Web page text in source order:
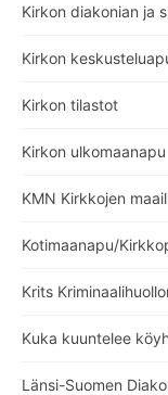
Kirkon diakonian ja
Kirkon
Kirkon tilastot
Kirkon ulkomaanapu
KMN Kirkkojen
Kotimaanapu/
Krits
Kuka kuuntelee
Länsi-Suomen